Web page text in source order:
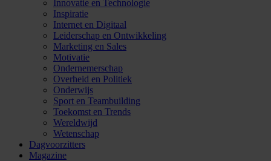
Innovatie en Technologie
Inspiratie
Internet en Digitaal
Leiderschap en Ontwikkeling
Marketing en Sales
Motivatie
Ondernemerschap
Overheid en Politiek
Onderwijs
Sport en Teambuilding
Toekomst en Trends
Wereldwijd
Wetenschap
Dagvoorzitters
Magazine